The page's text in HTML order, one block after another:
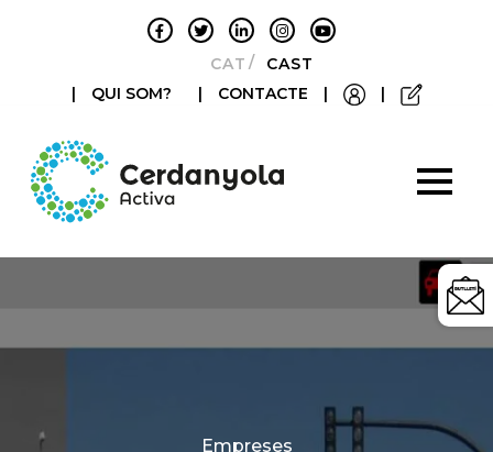
CATALÀCASTELLANO
|
QUI SOM? | CONTACTE | |
Categories
Empreses